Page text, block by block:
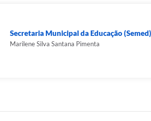
Secretaria Municipal da Educação (Semed)
Marilene Silva Santana Pimenta